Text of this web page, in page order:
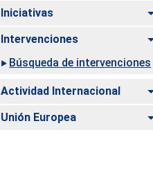
Iniciativas
Intervenciones
Búsqueda de intervenciones
Actividad Internacional
Unión Europea